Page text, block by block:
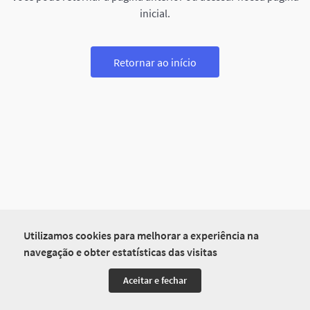
Utilizamos cookies para melhorar a experiência na
navegação e obter estatísticas das visitas
Aceitar e fechar
inicial.
Retornar ao início